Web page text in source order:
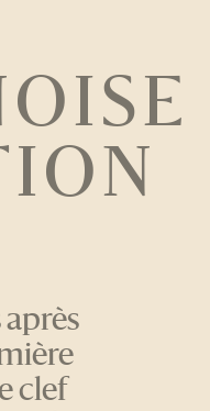
clef